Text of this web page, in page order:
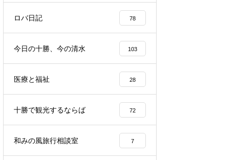
和みの風への道のりとご連絡方法はこ
「リトリートできた気がします」とお客様の
声、その理由は…？
北海道上士幌町こども園 ほろんが保育
園留学で注目される理由とは？
ロバ日記 78
今日の十勝、今の清水 103
医療と福祉 28
十勝で観光するならば 72
和みの風旅行相談室 7